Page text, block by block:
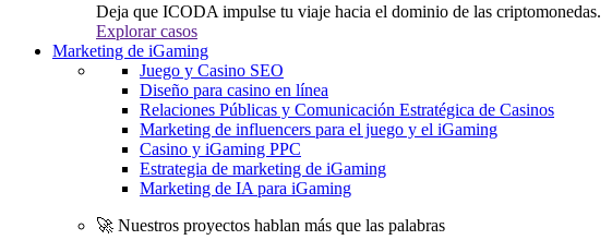
Deja que ICODA impulse tu viaje hacia el dominio de las criptomonedas.
Explorar casos
Marketing de iGaming
Juego y Casino SEO
Diseño para casino en línea
Relaciones Públicas y Comunicación Estratégica de Casinos
Marketing de influencers para el juego y el iGaming
Casino y iGaming PPC
Estrategia de marketing de iGaming
Marketing de IA para iGaming
🚀 Nuestros proyectos hablan más que las palabras